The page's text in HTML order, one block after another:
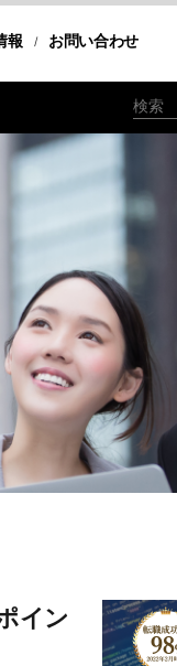
報 お問い合わせ
イン